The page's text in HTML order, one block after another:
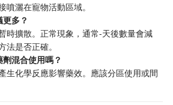
噴灑在寵物活動區域。
多？​
時擴散。正常現象，通常-天後數量會減
法是否正確。
混合使用嗎？​
生化學反應影響藥效。應該分區使用或間